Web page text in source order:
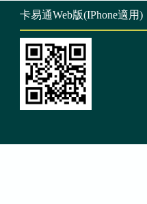
卡易通Web版(IPhone適用)